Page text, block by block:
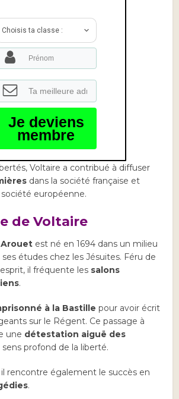
Choisis ta classe :
Je deviens
membre
Voltaire a contribué à diffuser
dans la société française et
société européenne.
de Voltaire
Arouet est né en 1694 dans un milieu
études chez les Jésuites. Féru de
il fréquente les salons
.
à la Bastille pour avoir écrit
sur le Régent. Ce passage à
une détestation aiguë des
profond de la liberté.
rencontre également le succès en
.